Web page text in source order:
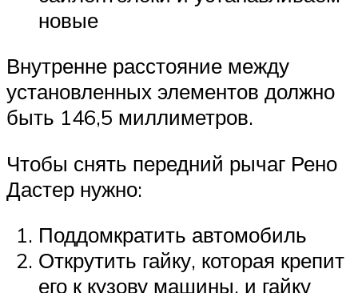
новые
Внутренне расстояние между
установленных элементов должно
быть 146,5 миллиметров.
Чтобы снять передний рычаг Рено
Дастер нужно:
Поддомкратить автомобиль
Открутить гайку, которая крепит
его к кузову машины, и гайку